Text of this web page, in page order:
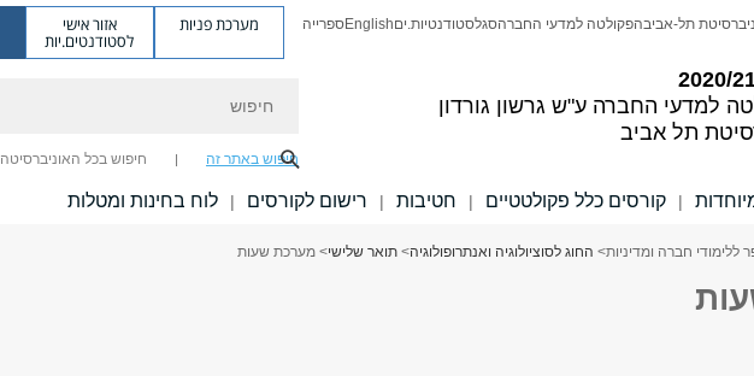
למדעי החברה ע"ש גרשון גורדון
תל אביב
תל-אביבהפקולטה למדעי החברהסגלסטודנטיות.יםEnglishספרייה מערכת פניות אזור אישי
לסטודנטים.יות
חיפוש באתר זה חיפוש בכל האוניברסיטה
| קורסים כלל פקולטטיים | חטיבות | רישום לקורסים | לוח בחינות ומטלות
ללימודי חברה ומדיניות> החוג לסוציולוגיה ואנתרופולוגיה> תואר שלישי> מערכת שעות